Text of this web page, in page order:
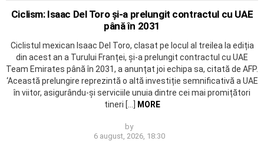
Ciclism: Isaac Del Toro și-a prelungit contractul cu UAE
până în 2031
Ciclistul mexican Isaac Del Toro, clasat pe locul al treilea la ediția
din acest an a Turului Franței, și-a prelungit contractul cu UAE
Team Emirates până în 2031, a anunțat joi echipa sa, citată de AFP.
‘Această prelungire reprezintă o altă investiție semnificativă a UAE
în viitor, asigurându-și serviciile unuia dintre cei mai promițători
tineri […]
MORE
by
6 august, 2026, 18:30